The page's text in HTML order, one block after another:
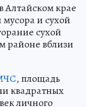
Алтайском крае
и сухой
сухой
районе вблизи
, площадь
квадратных
личного